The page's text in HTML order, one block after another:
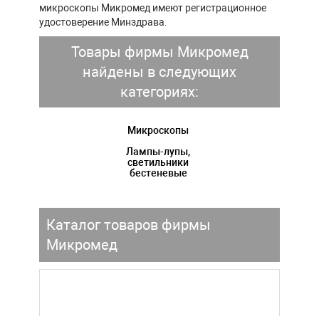
микроскопы Микромед имеют регистрационное
удостоверение Минздрава.
Товары фирмы Микромед
найдены в следующих
категориях:
Микроскопы
Лампы-лупы,
светильники
бестеневые
Каталог товаров фирмы
Микромед